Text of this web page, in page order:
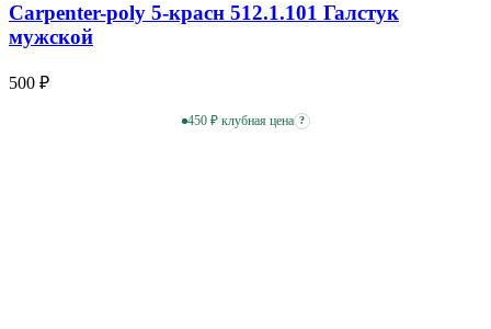
Carpenter-poly 5-красн 512.1.101 Галстук
мужской
500 ₽
450 ₽ клубная цена ?